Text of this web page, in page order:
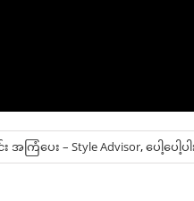
ကြံပေး – Style Advisor,ပေါ့ပေါ့